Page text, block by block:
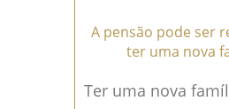
A pensão pode ser
ter uma nova
Ter uma nova